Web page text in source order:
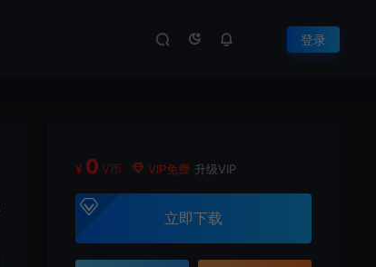
登录
¥ 0 V币 VIP免费 升级VIP
立即下载